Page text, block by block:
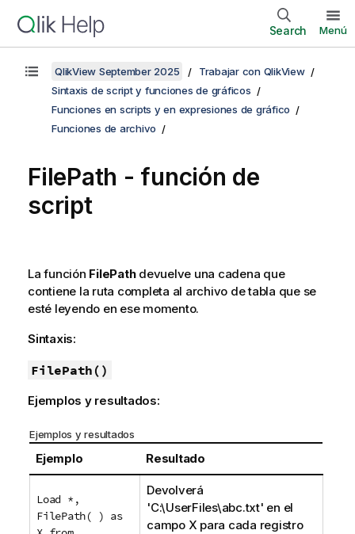
Search Menú
QlikView September 2025
Trabajar con QlikView
Sintaxis de script y funciones de gráficos
Funciones en scripts y en expresiones de gráfico
Funciones de archivo
FilePath - función de
script
La función FilePathdevuelve una cadena que
contiene la ruta completa al archivo de tabla que se
esté leyendo en ese momento.
Sintaxis:
FilePath()
Ejemplos y resultados:
Ejemplos y resultados
Ejemplo Resultado
Load *,
FilePath( ) as
Devolverá
'C:\UserFiles\abc.txt' en el
campo X para cada registro